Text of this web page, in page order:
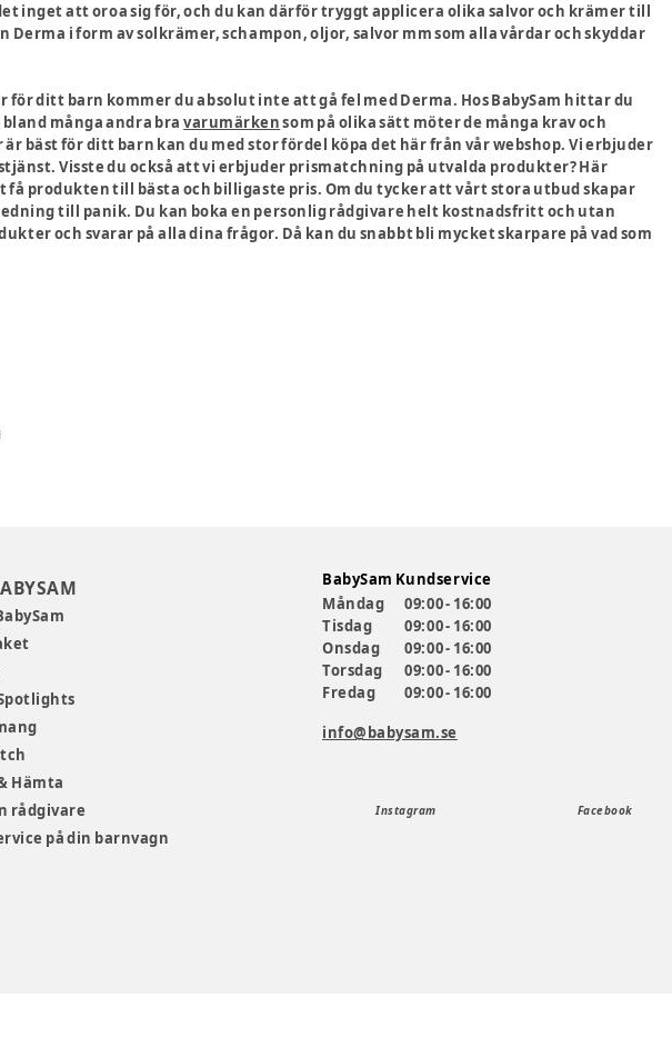
inget att oroa sig för, och du kan därför tryggt applicera olika salvor och krämer till
i form av solkrämer, schampon, oljor, salvor mm som alla vårdar och skyddar
ditt barn kommer du absolut inte att gå fel med Derma. Hos BabySam hittar du
många andra bravarumärkensom på olika sätt möter de många krav och
bäst för ditt barn kan du med stor fördel köpa det här från vår webshop. Vi erbjuder
Visste du också att vi erbjuder prismatchning på utvalda produkter? Här
produkten till bästa och billigaste pris. Om du tycker att vårt stora utbud skapar
till panik. Du kan boka en personlig rådgivare helt kostnadsfritt och utan
och svarar på alla dina frågor. Då kan du snabbt bli mycket skarpare på vad som
Hämta
rådgivare
på din barnvagn
BabySam Kundservice
Måndag
09:00 - 16:00
Tisdag
09:00 - 16:00
Onsdag
09:00 - 16:00
Torsdag
09:00 - 16:00
Fredag
09:00 - 16:00
info@babysam.se
Instagram Facebook